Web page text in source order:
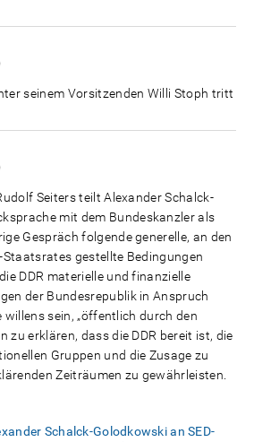
seinem Vorsitzenden Willi Stoph tritt
Seiters teilt Alexander Schalck-
mit dem Bundeskanzler als
Gespräch folgende generelle, an den
Staatsrates gestellte Bedingungen
DDR materielle und finanzielle
der Bundesrepublik in Anspruch
willens sein, „öffentlich durch den
zu erklären, dass die DDR bereit ist, die
Gruppen und die Zusage zu
Zeiträumen zu gewährleisten.
Schalck-Golodkowski an SED-